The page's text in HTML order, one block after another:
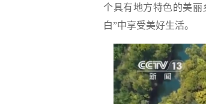
个具有地方特色的美丽
白”中享受美好生活。